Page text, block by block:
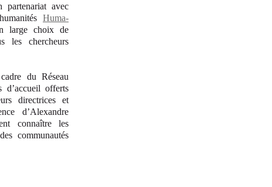
partenariat avec
Huma-
large choix de
les chercheurs
du Réseau
d’accueil offerts
directrices et
d’Alexandre
connaître les
communautés